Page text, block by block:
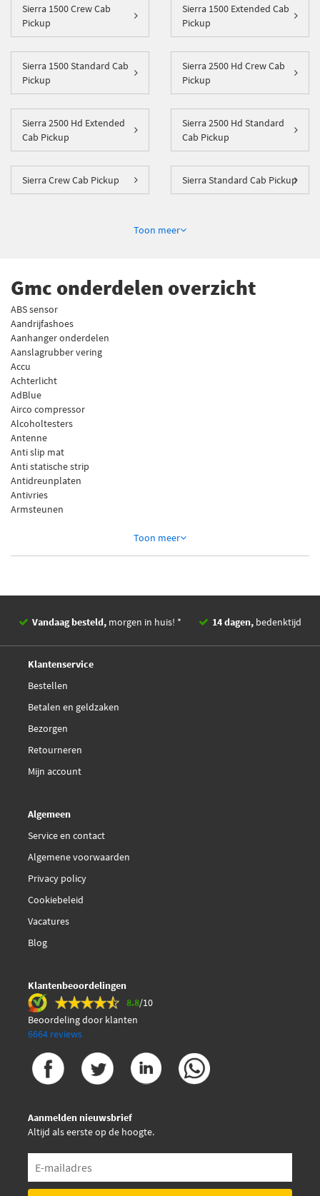
Sierra 1500 Crew Cab
Pickup
Sierra 1500 Extended Cab
Pickup
Sierra 1500 Standard Cab
Pickup
Sierra 2500 Hd Crew Cab
Pickup
Sierra 2500 Hd Extended
Cab Pickup
Sierra 2500 Hd Standard
Cab Pickup
Sierra Crew Cab Pickup Sierra Standard Cab Pickup
Toon meer
Gmc onderdelen overzicht
ABS sensor
Aandrijfashoes
Aanhanger onderdelen
Aanslagrubber vering
Accu
Achterlicht
AdBlue
Airco compressor
Alcoholtesters
Antenne
Anti slip mat
Anti statische strip
Antidreunplaten
Antivries
Armsteunen
Toon meer
Vandaag besteld, morgen in huis! * 14 dagen, bedenktijd
Klantenservice
Bestellen
Betalen en geldzaken
Bezorgen
Retourneren
Mijn account
Algemeen
Service en contact
Algemene voorwaarden
Privacy policy
Cookiebeleid
Vacatures
Blog
Klantenbeoordelingen
8.8/10
Beoordeling door klanten
6664 reviews
Aanmelden nieuwsbrief
Altijd als eerste op de hoogte.